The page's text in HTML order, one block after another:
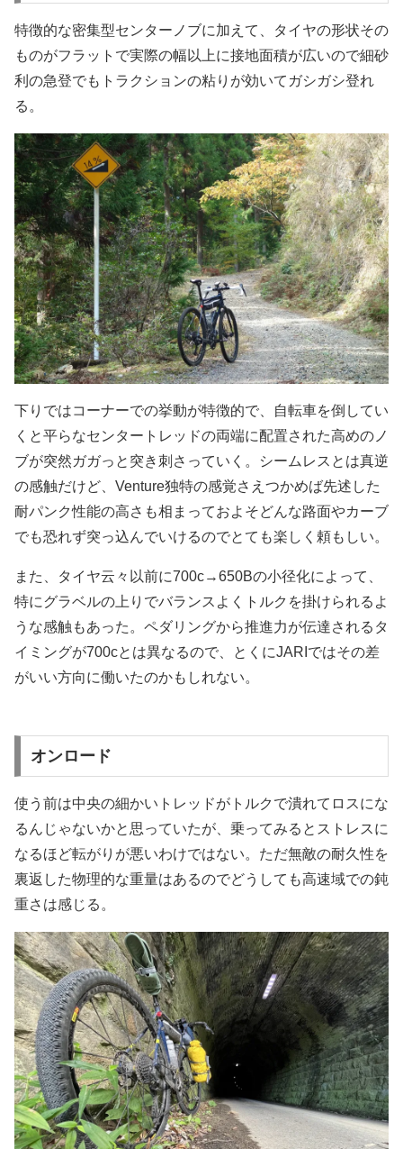
特徴的な密集型センターノブに加えて、タイヤの形状その
ものがフラットで実際の幅以上に接地面積が広いので細砂
利の急登でもトラクションの粘りが効いてガシガシ登れ
る。
下りではコーナーでの挙動が特徴的で、自転車を倒してい
くと平らなセンタートレッドの両端に配置された高めのノ
ブが突然ガガっと突き刺さっていく。シームレスとは真逆
の感触だけど、Venture独特の感覚さえつかめば先述した
耐パンク性能の高さも相まっておよそどんな路面やカーブ
でも恐れず突っ込んでいけるのでとても楽しく頼もしい。
また、タイヤ云々以前に700c→650Bの小径化によって、
特にグラベルの上りでバランスよくトルクを掛けられるよ
うな感触もあった。ペダリングから推進力が伝達されるタ
イミングが700cとは異なるので、とくにJARIではその差
がいい方向に働いたのかもしれない。
オンロード
使う前は中央の細かいトレッドがトルクで潰れてロスにな
るんじゃないかと思っていたが、乗ってみるとストレスに
なるほど転がりが悪いわけではない。ただ無敵の耐久性を
裏返した物理的な重量はあるのでどうしても高速域での鈍
重さは感じる。